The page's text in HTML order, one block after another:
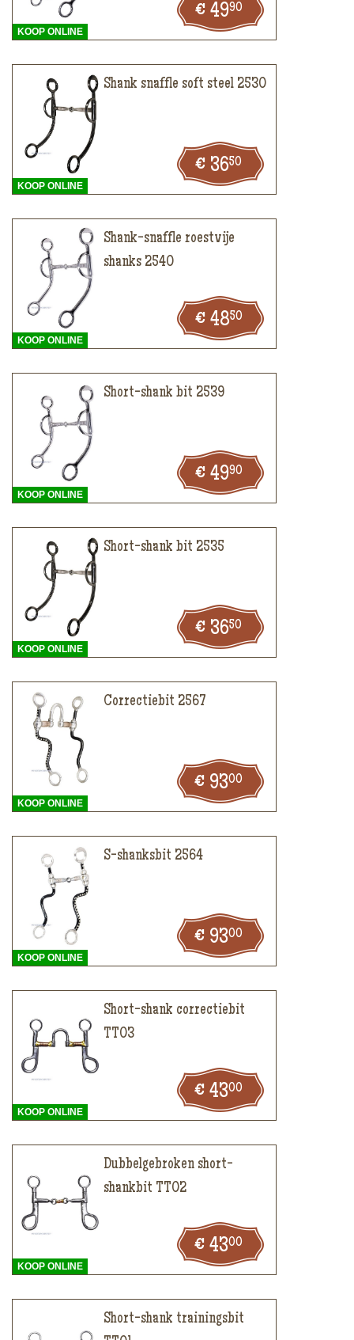
4990
KOOP ONLINE
Shank snaffle soft steel 2530
3650
KOOP ONLINE
Shank-snaffle roestvije
shanks 2540
4850
KOOP ONLINE
Short-shank bit 2539
4990
KOOP ONLINE
Short-shank bit 2535
3650
KOOP ONLINE
Correctiebit 2567
9300
KOOP ONLINE
S-shanksbit 2564
9300
KOOP ONLINE
Short-shank correctiebit
TT03
4300
KOOP ONLINE
Dubbelgebroken short-
shankbit TT02
4300
KOOP ONLINE
Short-shank trainingsbit